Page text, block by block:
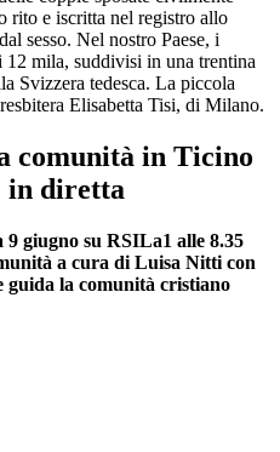
rito e iscritta nel registro allo
sesso. Nel nostro Paese, i
mila, suddivisi in una trentina
Svizzera tedesca. La piccola
Elisabetta Tisi, di Milano.
comunità in Ticino
in diretta
giugno su RSILa1 alle 8.35
a cura di Luisa Nitti con
guida la comunità cristiano